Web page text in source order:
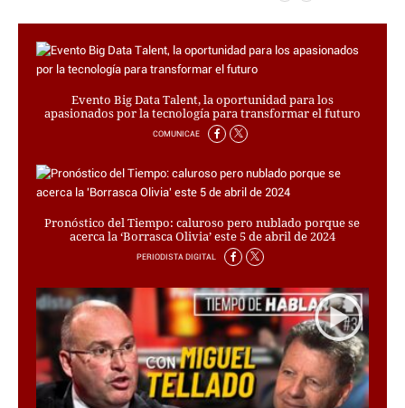
Evento Big Data Talent, la oportunidad para los
apasionados por la tecnología para transformar el futuro
COMUNICAE
Pronóstico del Tiempo: caluroso pero nublado porque se
acerca la ‘Borrasca Olivia’ este 5 de abril de 2024
PERIODISTA DIGITAL